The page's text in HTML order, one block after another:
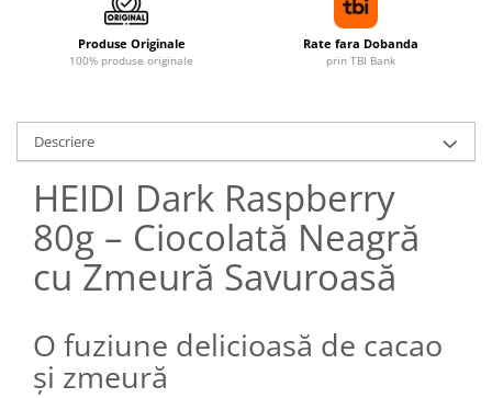
Produse Originale
100% produse originale
Rate fara Dobanda
prin TBI Bank
Descriere
HEIDI Dark Raspberry
80g – Ciocolată Neagră
cu Zmeură Savuroasă
O fuziune delicioasă de cacao
și zmeură